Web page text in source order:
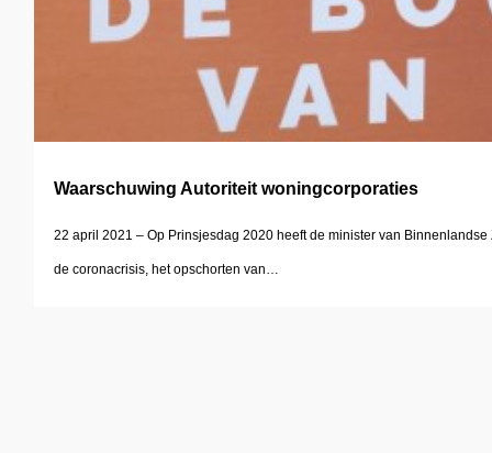
Waarschuwing Autoriteit woningcorporaties
22 april 2021 – Op Prinsjesdag 2020 heeft de minister van
de coronacrisis, het opschorten van…